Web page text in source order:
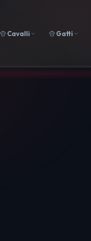
Cavalli Gatti